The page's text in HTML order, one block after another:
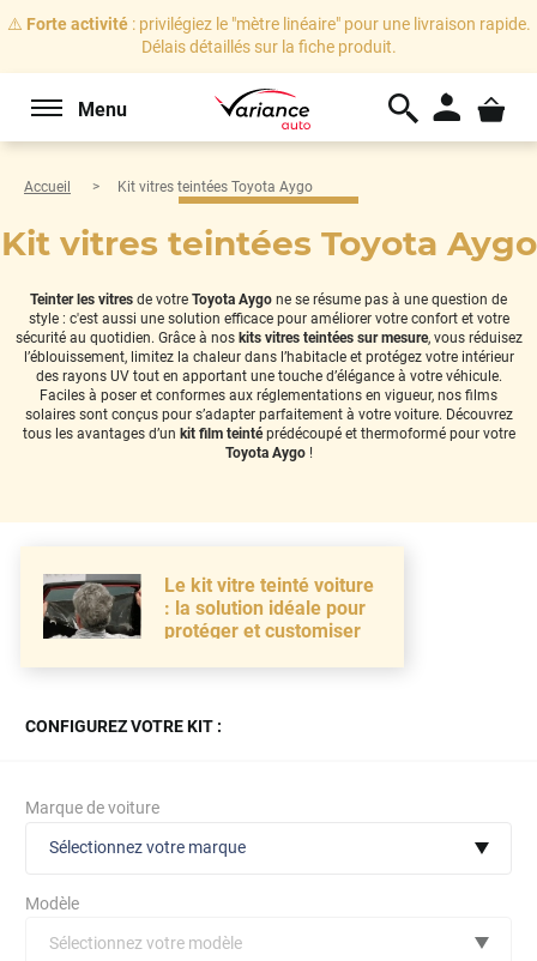
⚠️ Forte activité: privilégiez le "mètre linéaire" pour une livraison rapide.
Délais détaillés sur la fiche produit.
Menu
Accueil Kit vitres teintées Toyota Aygo
Kit vitres teintées Toyota Aygo
Teinter les vitres de votre Toyota Aygo ne se résume pas à une question de
style : c'est aussi une solution efficace pour améliorer votre confort et votre
sécurité au quotidien. Grâce à nos kits vitres teintées sur mesure, vous réduisez
l’éblouissement, limitez la chaleur dans l’habitacle et protégez votre intérieur
des rayons UV tout en apportant une touche d’élégance à votre véhicule.
Faciles à poser et conformes aux réglementations en vigueur, nos films
solaires sont conçus pour s’adapter parfaitement à votre voiture. Découvrez
tous les avantages d’un kit film teintéprédécoupé et thermoformé pour votre
Toyota Aygo!
Le kit vitre teinté voiture
: la solution idéale pour
protéger et customiser
CONFIGUREZ VOTRE KIT :
Marque de voiture
Sélectionnez votre marque
Modèle
Sélectionnez votre modèle